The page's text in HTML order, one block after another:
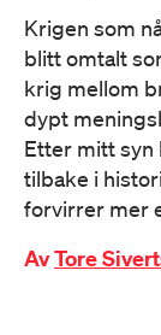
Krigen som
blitt omtalt
krig mellom
dypt
Etter mitt syn
tilbake i
forvirrer mer
AvTore